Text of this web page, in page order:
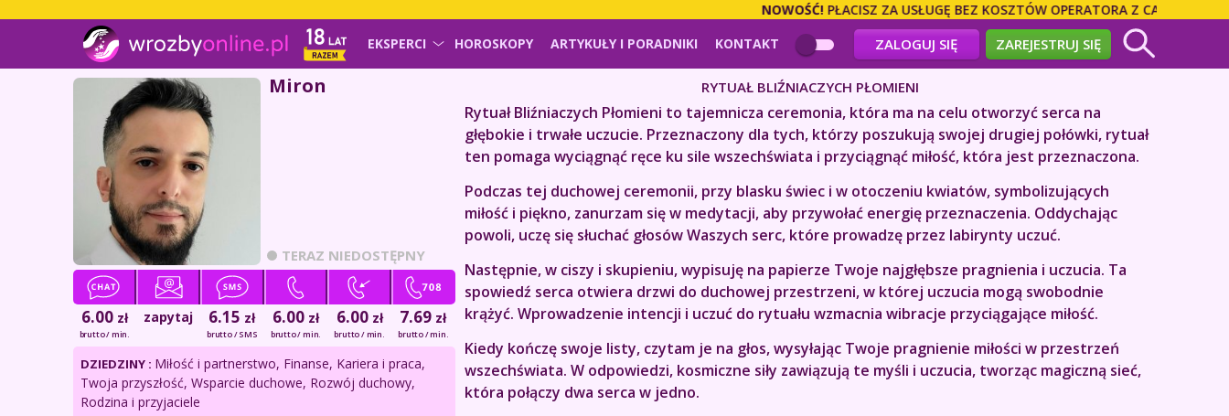
NOWOŚĆ!PŁACISZ ZA USŁUGĘ BEZ KOSZTÓW OPERATORA Z CAŁEGO
EKSPERCI HOROSKOPY ARTYKUŁY I PORADNIKI KONTAKT ZALOGUJ SIĘ ZAREJESTRUJ SIĘ
Miron
TERAZ NIEDOSTĘPNY
6.00 zł
brutto / min.
zapytaj 6.15 zł
brutto / SMS
6.00 zł
brutto / min.
6.00 zł
brutto / min.
7.69 zł
brutto / min.
DZIEDZINY : Miłość i partnerstwo, Finanse, Kariera i praca,
Twoja przyszłość, Wsparcie duchowe, Rozwój duchowy,
Rodzina i przyjaciele
RYTUAŁ BLIŹNIACZYCH PŁOMIENI
Rytuał Bliźniaczych Płomieni to tajemnicza ceremonia, która ma na celu otworzyć serca na
głębokie i trwałe uczucie. Przeznaczony dla tych, którzy poszukują swojej drugiej połówki, rytuał
ten pomaga wyciągnąć ręce ku sile wszechświata i przyciągnąć miłość, która jest przeznaczona.
Podczas tej duchowej ceremonii, przy blasku świec i w otoczeniu kwiatów, symbolizujących
miłość i piękno, zanurzam się w medytacji, aby przywołać energię przeznaczenia. Oddychając
powoli, uczę się słuchać głosów Waszych serc, które prowadzę przez labirynty uczuć.
Następnie, w ciszy i skupieniu, wypisuję na papierze Twoje najgłębsze pragnienia i uczucia. Ta
spowiedź serca otwiera drzwi do duchowej przestrzeni, w której uczucia mogą swobodnie
krążyć. Wprowadzenie intencji i uczuć do rytuału wzmacnia wibracje przyciągające miłość.
Kiedy kończę swoje listy, czytam je na głos, wysyłając Twoje pragnienie miłości w przestrzeń
wszechświata. W odpowiedzi, kosmiczne siły zawiązują te myśli i uczucia, tworząc magiczną sieć,
która połączy dwa serca w jedno.